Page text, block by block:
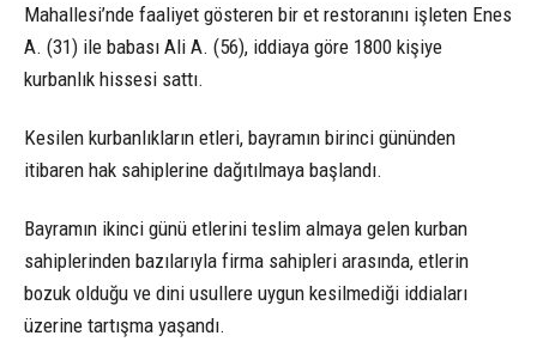
Mahallesi’nde faaliyet gösteren bir et restoranını işleten Enes
A. (31) ile babası Ali A. (56), iddiaya göre 1800 kişiye
kurbanlık hissesi sattı.
Kesilen kurbanlıkların etleri, bayramın birinci gününden
itibaren hak sahiplerine dağıtılmaya başlandı.
Bayramın ikinci günü etlerini teslim almaya gelen kurban
sahiplerinden bazılarıyla firma sahipleri arasında, etlerin
bozuk olduğu ve dini usullere uygun kesilmediği iddiaları
üzerine tartışma yaşandı.